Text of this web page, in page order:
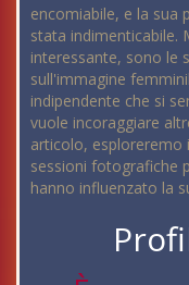
encomiabile, e la sua
stata indimenticabile.
interessante, sono le
sull'immagine
indipendente che si
vuole incoraggiare
articolo, esploreremo
sessioni fotografiche
hanno influenzato la